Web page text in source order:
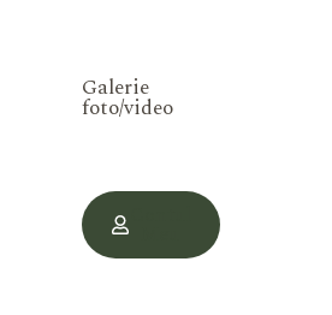
Galerie
foto/video